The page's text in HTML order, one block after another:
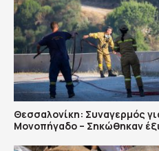
Θεσσαλονίκη: Συναγερμός
Μονοπήγαδο – Σηκώθηκαν